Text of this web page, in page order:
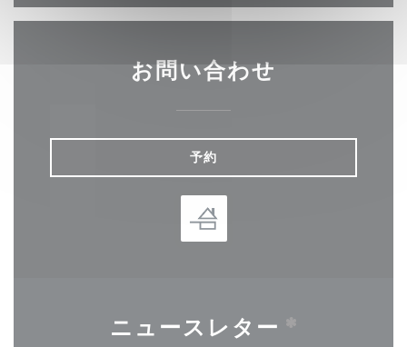
お問い合わせ
予約
ニュースレター *